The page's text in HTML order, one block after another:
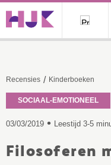
Recensies / Kinderboeken
SOCIAAL-EMOTIONEEL
03/03/2019 • Leestijd 3-5
Filosoferen